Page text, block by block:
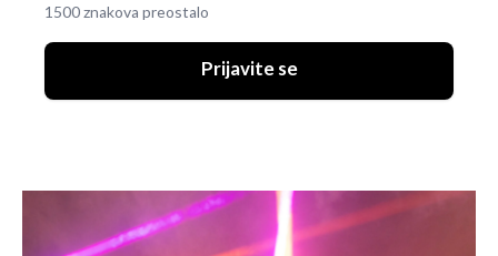
1500 znakova preostalo
Prijavite se